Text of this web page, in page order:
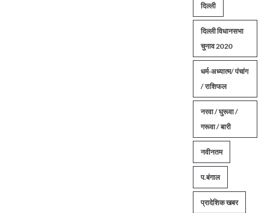
दिल्ली
दिल्ली विधानसभा
चुनाव 2020
धर्म-अध्यात्म/ पंचांग
/ राशिफल
नरवा / घुरूवा /
गरूवा / बारी
नवीनतम
प.बंगाल
प्रादेशिक खबर